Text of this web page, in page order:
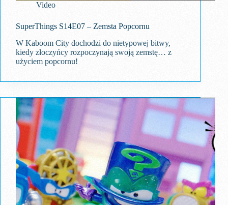
Video
SuperThings S14E07 – Zemsta Popcornu
W Kaboom City dochodzi do nietypowej bitwy,
kiedy złoczyńcy rozpoczynają swoją zemstę… z
użyciem popcornu!